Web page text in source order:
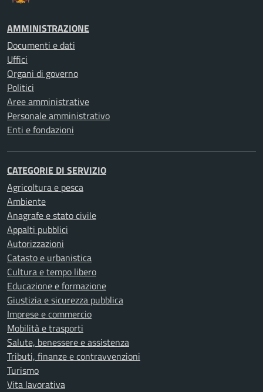
AMMINISTRAZIONE
Documenti e dati
Uffici
Organi di governo
Politici
Aree amministrative
Personale amministrativo
Enti e fondazioni
CATEGORIE DI SERVIZIO
Agricoltura e pesca
Ambiente
Anagrafe e stato civile
Appalti pubblici
Autorizzazioni
Catasto e urbanistica
Cultura e tempo libero
Educazione e formazione
Giustizia e sicurezza pubblica
Imprese e commercio
Mobilità e trasporti
Salute, benessere e assistenza
Tributi, finanze e contravvenzioni
Turismo
Vita lavorativa